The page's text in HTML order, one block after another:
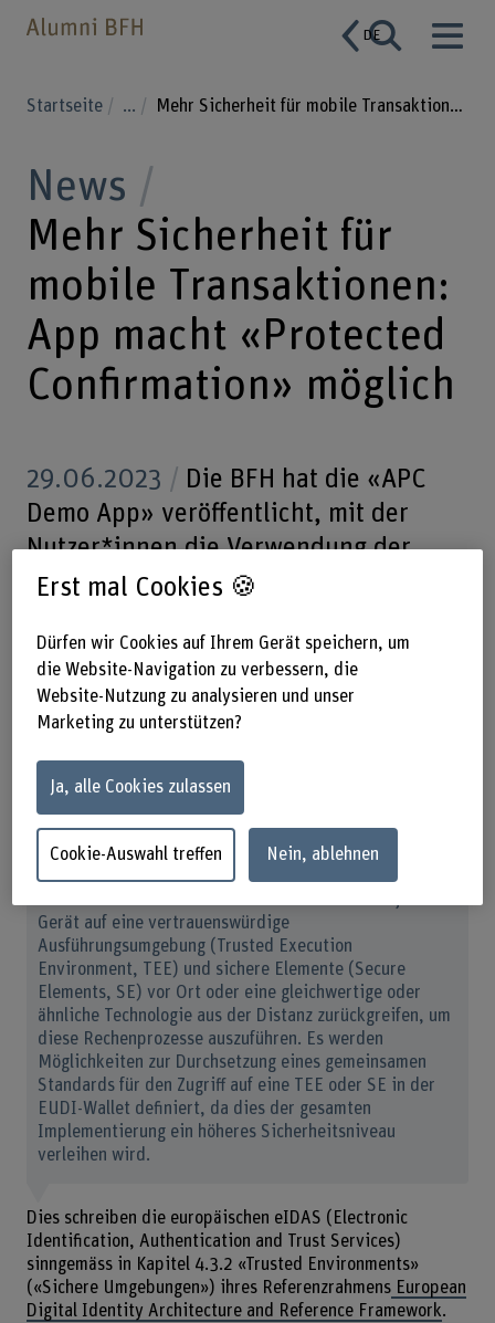
DE
Startseite ... Mehr Sicherheit für mobile Transaktionen: App macht «Protected Confirmation» möglich
News
Mehr Sicherheit für
mobile Transaktionen:
App macht «Protected
Confirmation» möglich
29.06.2023
Die BFH hat die «APC
Demo App» veröffentlicht, mit der
Nutzer*innen die Verwendung der
«Android Protected Confirmation» auf
können sie aus erster Hand
Erfahrungen sammeln und sogar durch
die Teilnahme an einer interaktiven
Gewisse Rechenprozesse erfordern ein zusätzliches
Sicherheitsniveau, das standardmässige Software-
Ausführungsumgebungen möglicherweise nicht bieten
Gerät auf eine vertrauenswürdige
Ausführungsumgebung (Trusted Execution
Environment, TEE) und sichere Elemente (Secure
Elements, SE) vor Ort oder eine gleichwertige oder
ähnliche Technologie aus der Distanz zurückgreifen, um
diese Rechenprozesse auszuführen. Es werden
Möglichkeiten zur Durchsetzung eines gemeinsamen
Standards für den Zugriff auf eine TEE oder SE in der
EUDI-Wallet definiert, da dies der gesamten
Implementierung ein höheres Sicherheitsniveau
verleihen wird.
Dies schreiben die europäischen eIDAS (Electronic
Identification, Authentication and Trust Services)
sinngemäss in Kapitel 4.3.2 «Trusted Environments»
(«Sichere Umgebungen») ihres ReferenzrahmensEuropean
Digital Identity Architecture and Reference Framework.
Erst mal Cookies 🍪
Dürfen wir Cookies auf Ihrem Gerät speichern, um
die Website-Navigation zu verbessern, die
Website-Nutzung zu analysieren und unser
Marketing zu unterstützen?
Ja, alle Cookies zulassen
Cookie-Auswahl treffen Nein, ablehnen